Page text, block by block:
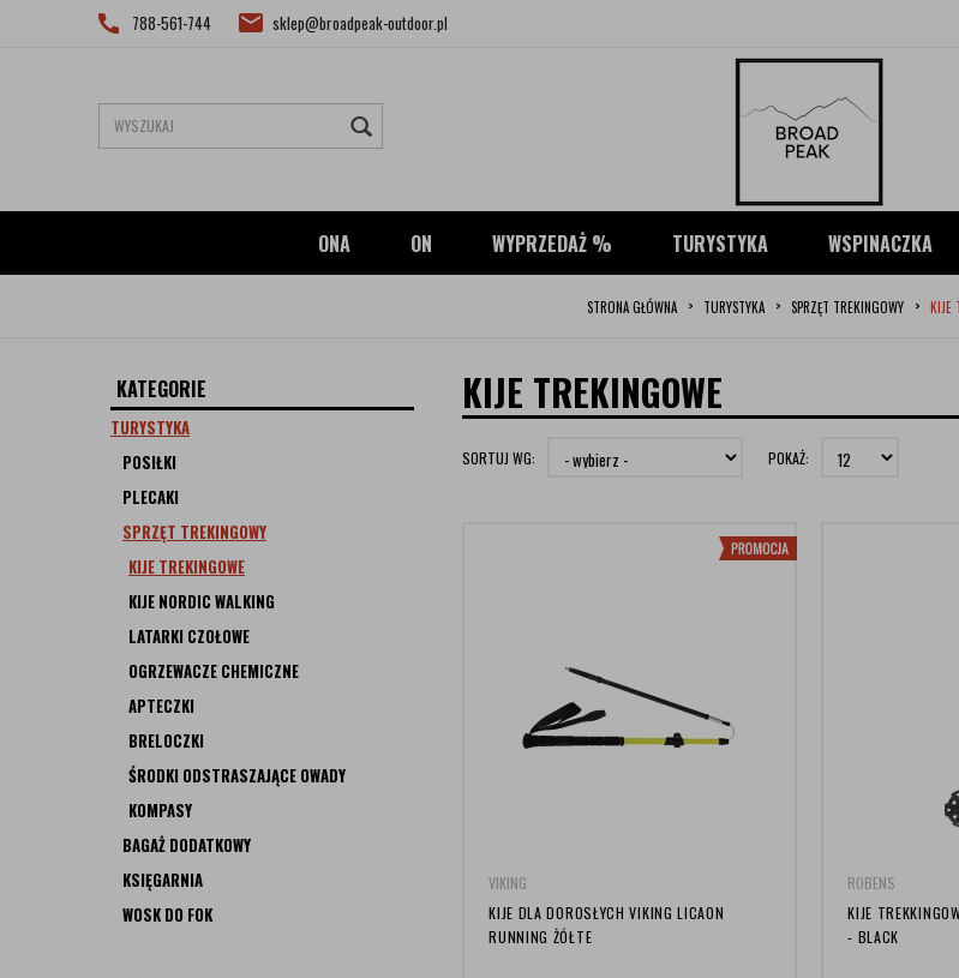
788-561-744 sklep@broadpeak-outdoor.pl
ONA ON WYPRZEDAŻ % TURYSTYKA WSPINACZKA
STRONA GŁÓWNA TURYSTYKA SPRZĘT TREKINGOWY KIJE
KATEGORIE
TURYSTYKA
POSIŁKI
PLECAKI
SPRZĘT TREKINGOWY
KIJE TREKINGOWE
KIJE NORDIC WALKING
LATARKI CZOŁOWE
OGRZEWACZE CHEMICZNE
APTECZKI
BRELOCZKI
ŚRODKI ODSTRASZAJĄCE OWADY
KOMPASY
BAGAŻ DODATKOWY
KSIĘGARNIA
WOSK DO FOK
KIJE TREKINGOWE
SORTUJ WG: POKAŻ:
VIKING
KIJE DLA DOROSŁYCH VIKING LICAON
RUNNING ŻÓŁTE
ROBENS
KIJE
- BLACK